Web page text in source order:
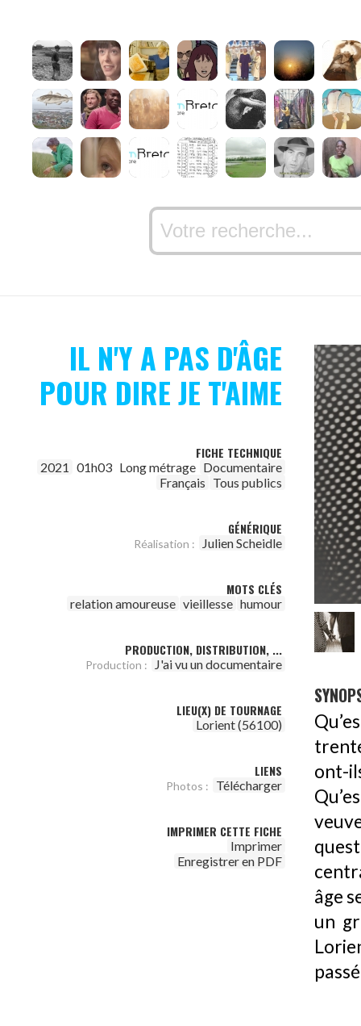
IL N'Y A PAS D'ÂGE
POUR DIRE JE T'AIME
FICHE TECHNIQUE
2021 01h03 Long métrage Documentaire
Français Tous publics
GÉNÉRIQUE
Réalisation : Julien Scheidle
MOTS CLÉS
relation amoureuse vieillesse humour
PRODUCTION, DISTRIBUTION, ...
Production : J'ai vu un documentaire
LIEU(X) DE TOURNAGE
Lorient (56100)
LIENS
Photos : Télécharger
IMPRIMER CETTE FICHE
Imprimer
Enregistrer en PDF
ont-
âge
un